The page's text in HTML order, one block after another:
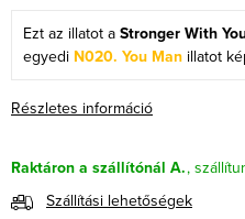
Részletes információ
Raktáron a szállítónál A.
Szállítási lehetőségek
Ezt az illatot a Stronger With
egyedi N020. You Man illatot